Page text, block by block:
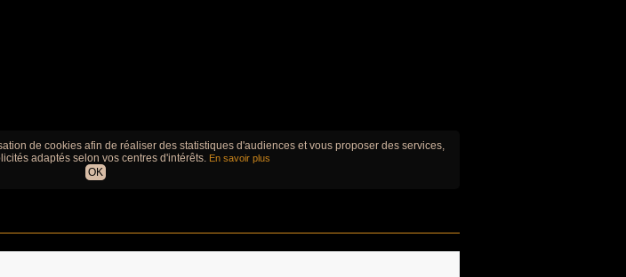
de cookies afin de réaliser des statistiques d'audiences et vous proposer des services,
adaptés selon vos centres d'intérêts. En savoir plus
OK